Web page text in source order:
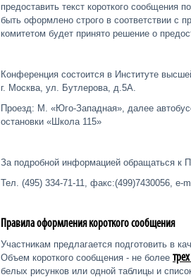
предоставить текст короткого сообщения
быть оформлено строго в соответствии с
комитетом будет принято решение о
Конференция состоится в Институте
г. Москва, ул. Бутлерова, д.5А.
Проезд: М. «Юго-Западная», далее
остановки «Школа 115»
За подробной информацией обращаться к
Тел. (495) 334-71-11, факс:(499)7430056, e-
Правила оформления короткого сообщения
Участникам предлагается подготовить в
Объем короткого сообщения - не более
белых рисунков или одной таблицы и